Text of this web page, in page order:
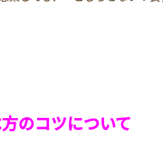
のコツについて